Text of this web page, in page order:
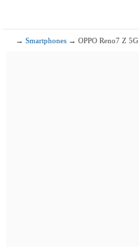
→Smartphones → OPPO Reno7 Z 5G